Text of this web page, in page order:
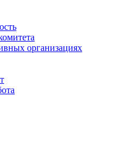
организациях